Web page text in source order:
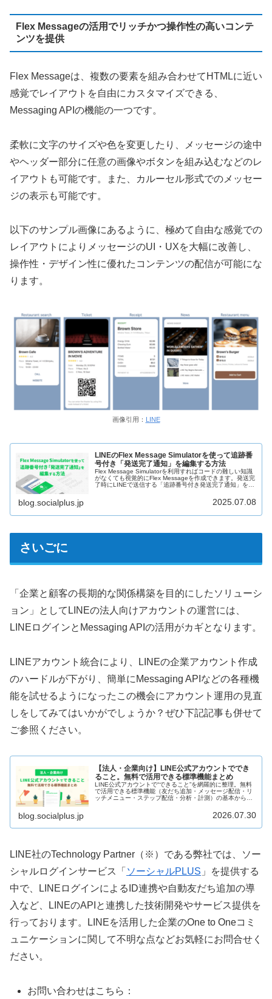
Flex Messageの活用でリッチかつ操作性の高いコンテ
ンツを提供
Flex Messageは、複数の要素を組み合わせてHTMLに近い
感覚でレイアウトを自由にカスタマイズできる、
Messaging APIの機能の一つです。
柔軟に文字のサイズや色を変更したり、メッセージの途中
やヘッダー部分に任意の画像やボタンを組み込むなどのレ
イアウトも可能です。また、カルーセル形式でのメッセー
ジの表示も可能です。
以下のサンプル画像にあるように、極めて自由な感覚での
レイアウトによりメッセージのUI・UXを大幅に改善し、
操作性・デザイン性に優れたコンテンツの配信が可能にな
ります。
画像引用： LINE
LINEのFlex Message Simulatorを使って追跡番
号付き「発送完了通知」を編集する方法
Flex Message Simulatorを利用すればコードの難しい知識
がなくても視覚的にFlex Messageを作成できます。発送完
了時にLINEで送信する「追跡番号付き発送完了通知」を例
blog.socialplus.jp 2025.07.08
さいごに
「企業と顧客の長期的な関係構築を目的にしたソリューシ
ョン」としてLINEの法人向けアカウントの運営には、
LINEログインとMessaging APIの活用がカギとなります。
LINEアカウント統合により、LINEの企業アカウント作成
のハードルが下がり、簡単にMessaging APIなどの各種機
能を試せるようになったこの機会にアカウント運用の見直
しをしてみてはいかがでしょうか？ぜひ下記記事も併せて
ご参照ください。
【法人・企業向け】LINE公式アカウントででき
ること。無料で活用できる標準機能まとめ
LINE公式アカウントで“できること”を網羅的に整理。無料
で活用できる標準機能（友だち追加・メッセージ配信・リ
ッチメニュー・ステップ配信・分析・計測）の基本から、
blog.socialplus.jp 2026.07.30
LINE社のTechnology Partner（※）である弊社では、ソー
シャルログインサービス「 ソーシャルPLUS 」を提供する
中で、LINEログインによるID連携や自動友だち追加の導
入など、LINEのAPIと連携した技術開発やサービス提供を
行っております。LINEを活用した企業のOne to Oneコミ
ュニケーションに関して不明な点などお気軽にお問合せく
ださい。
お問い合わせはこちら：